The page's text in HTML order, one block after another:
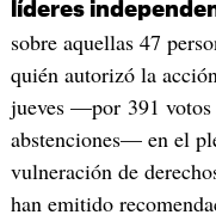
líderes
sobre aquellas 47
quién autorizó la
jueves —por 391 votos
abstenciones— en el
vulneración de
han emitido